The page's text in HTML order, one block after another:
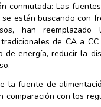
conmutada: Las
se están buscando con
han reemplazado
de CA a
de energía, reducir la
la fuente de
comparación con los